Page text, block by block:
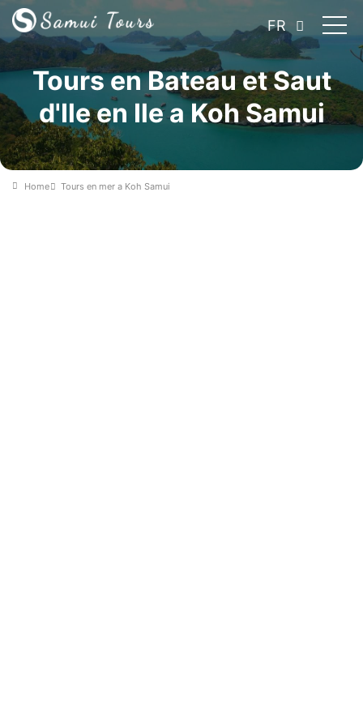
FR
Tours en Bateau et Saut
d'Ile en Ile a Koh Samui
Home Tours en mer a Koh Samui